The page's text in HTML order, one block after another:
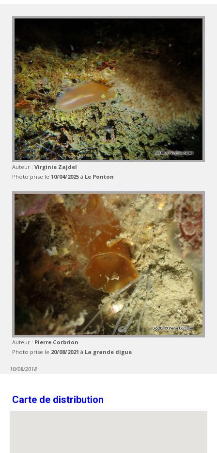
Auteur : Virginie Zajdel
Photo prise le 10/04/2025 à Le Ponton
Auteur : Pierre Corbrion
Photo prise le 20/08/2021 à La grande digue
10/08/2018
Carte de distribution